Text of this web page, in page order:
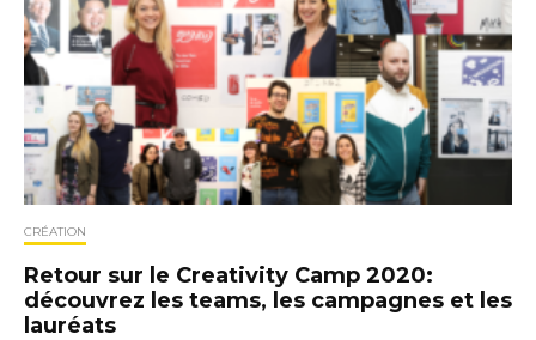
CRÉATION
Retour sur le Creativity Camp 2020:
découvrez les teams, les campagnes et les
lauréats